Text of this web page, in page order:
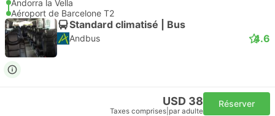
Andorra la Vella
Aéroport de Barcelone T2
Standard climatisé | Bus
Andbus 4.6
USD 38
Taxes comprises par adulte
Réserver